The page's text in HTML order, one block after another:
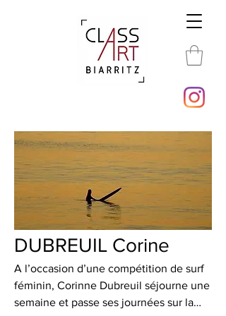
DUBREUIL Corine
A l’occasion d’une compétition de surf
féminin, Corinne Dubreuil séjourne une
semaine et passe ses journées sur la